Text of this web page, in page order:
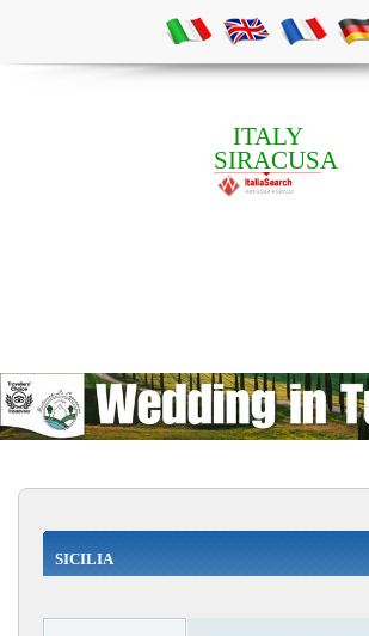
ITALY
SIRACUSA
SICILIA